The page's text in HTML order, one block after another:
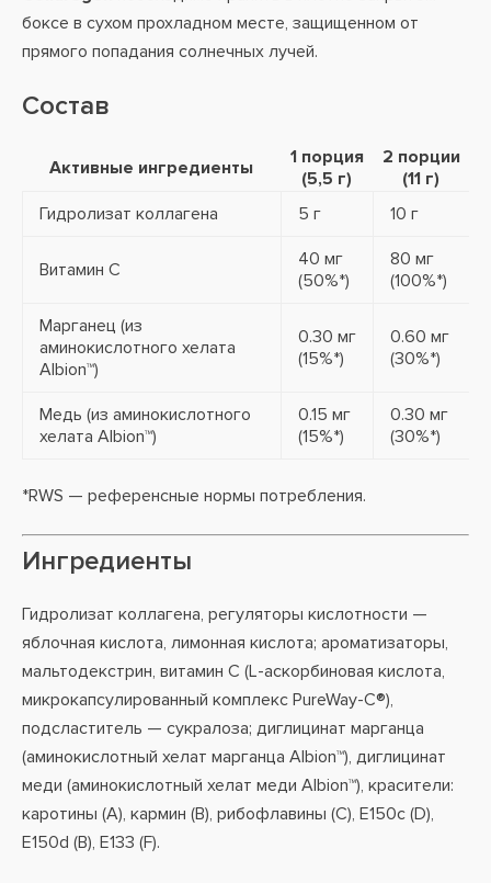
боксе в сухом прохладном месте, защищенном от
прямого попадания солнечных лучей.
Состав
Активные ингредиенты
1 порция
(5,5 г)
2 порции
(11 г)
Гидролизат коллагена
5 г 10 г
Витамин C
40 мг
(50%*)
80 мг
(100%*)
Марганец (из
аминокислотного хелата
Albion™)
0.30 мг
(15%*)
0.60 мг
(30%*)
Медь (из аминокислотного
хелата Albion™)
0.15 мг
(15%*)
0.30 мг
(30%*)
*RWS — референсные нормы потребления.
Ингредиенты
Гидролизат коллагена, регуляторы кислотности —
яблочная кислота, лимонная кислота; ароматизаторы,
мальтодекстрин, витамин C (L-аскорбиновая кислота,
микрокапсулированный комплекс PureWay-C®),
подсластитель — сукралоза; диглицинат марганца
(аминокислотный хелат марганца Albion™), диглицинат
меди (аминокислотный хелат меди Albion™), красители:
каротины (A), кармин (B), рибофлавины (C), E150c (D),
E150d (B), E133 (F).